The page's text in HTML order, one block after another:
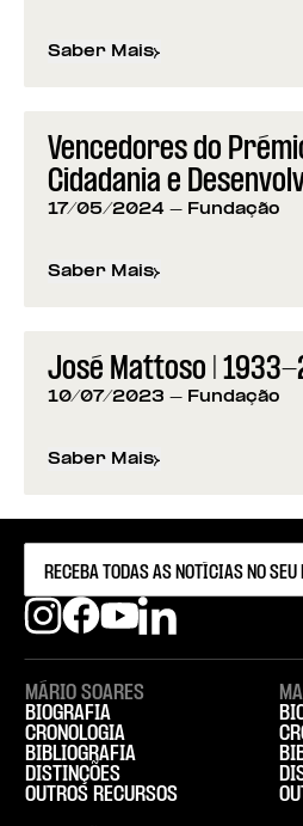
Saber Mais
sobre Programação da
Vencedores do
Cidadania e
17/05/2024 - Fundação
Saber Mais
sobre Vencedores do
José Mattoso |
10/07/2023 - Fundação
Saber Mais
sobre José Mattoso |
MÁRIO SOARES
BIOGRAFIA
CRONOLOGIA
BIBLIOGRAFIA
DISTINÇÕES
OUTROS RECURSOS